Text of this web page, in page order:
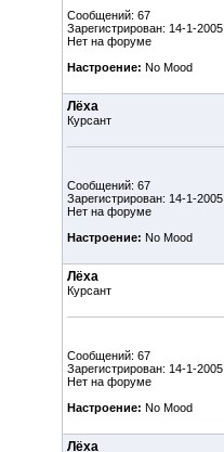
Сообщений: 67
Зарегистрирован: 14-1-2005
Нет на форуме
Настроение: No Mood
Лёха
Курсант
Сообщений: 67
Зарегистрирован: 14-1-2005
Нет на форуме
Настроение: No Mood
Лёха
Курсант
Сообщений: 67
Зарегистрирован: 14-1-2005
Нет на форуме
Настроение: No Mood
Лёха